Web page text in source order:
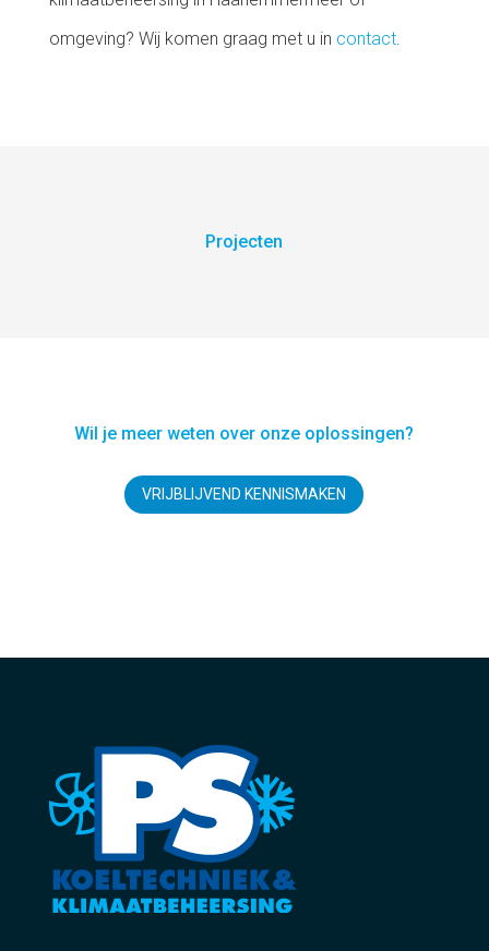
omgeving? Wij komen graag met u in contact.
Projecten
Wil je meer weten over onze oplossingen?
VRIJBLIJVEND KENNISMAKEN